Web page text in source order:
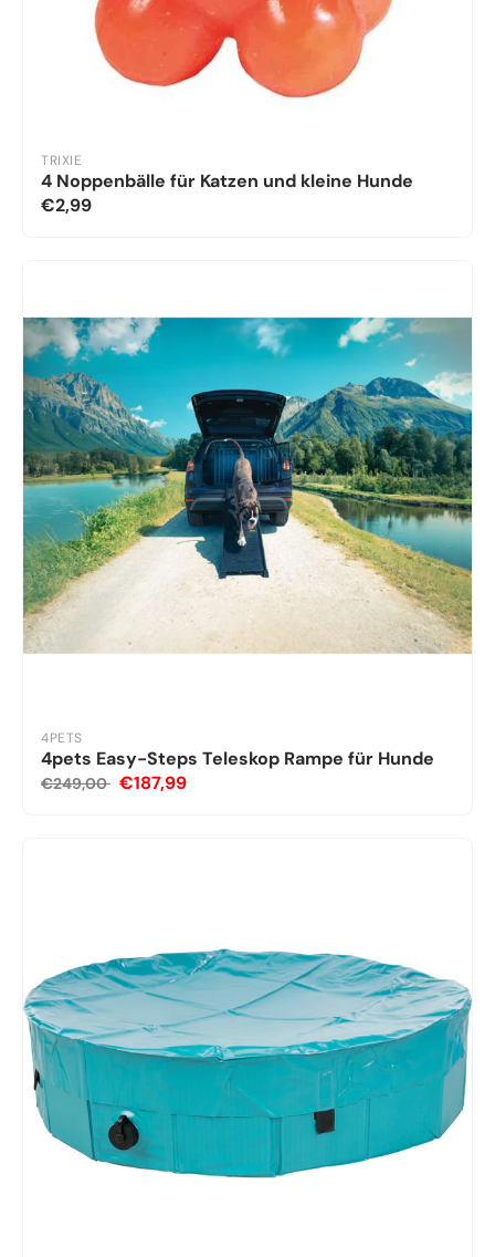
TRIXIE
4 Noppenbälle für Katzen und kleine Hunde
€2,99
4PETS
4pets Easy-Steps Teleskop Rampe für Hunde
€249,00 €187,99